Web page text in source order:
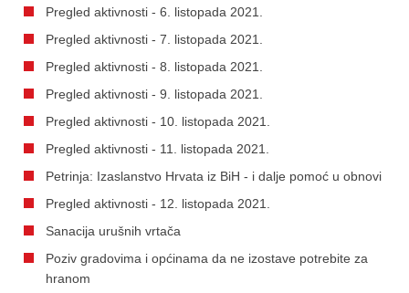
Pregled aktivnosti - 6. listopada 2021.
Pregled aktivnosti - 7. listopada 2021.
Pregled aktivnosti - 8. listopada 2021.
Pregled aktivnosti - 9. listopada 2021.
Pregled aktivnosti - 10. listopada 2021.
Pregled aktivnosti - 11. listopada 2021.
Petrinja: Izaslanstvo Hrvata iz BiH - i dalje pomoć u obnovi
Pregled aktivnosti - 12. listopada 2021.
Sanacija urušnih vrtača
Poziv gradovima i općinama da ne izostave potrebite za
hranom